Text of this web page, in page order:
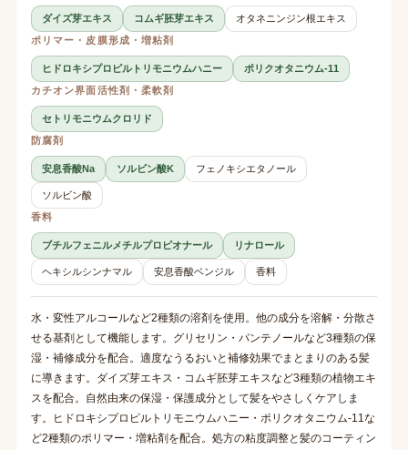
ダイズ芽エキス コムギ胚芽エキス
オタネニンジン根エキス
ポリマー・皮膜形成・増粘剤
ヒドロキシプロピルトリモニウムハニー
ポリクオタニウム-11
カチオン界面活性剤・柔軟剤
セトリモニウムクロリド
防腐剤
安息香酸Na ソルビン酸K フェノキシエタノール
ソルビン酸
香料
ブチルフェニルメチルプロピオナール リナロール
ヘキシルシンナマル 安息香酸ベンジル 香料
水・変性アルコールなど2種類の溶剤を使用。他の成分を溶解・分散さ
せる基剤として機能します。グリセリン・パンテノールなど3種類の保
湿・補修成分を配合。適度なうるおいと補修効果でまとまりのある髪
に導きます。ダイズ芽エキス・コムギ胚芽エキスなど3種類の植物エキ
スを配合。自然由来の保湿・保護成分として髪をやさしくケアしま
す。ヒドロキシプロピルトリモニウムハニー・ポリクオタニウム-11な
ど2種類のポリマー・増粘剤を配合。処方の粘度調整と髪のコーティン